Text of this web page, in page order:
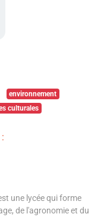
environnement
culturales
une lycée qui forme
de l'agronomie et du